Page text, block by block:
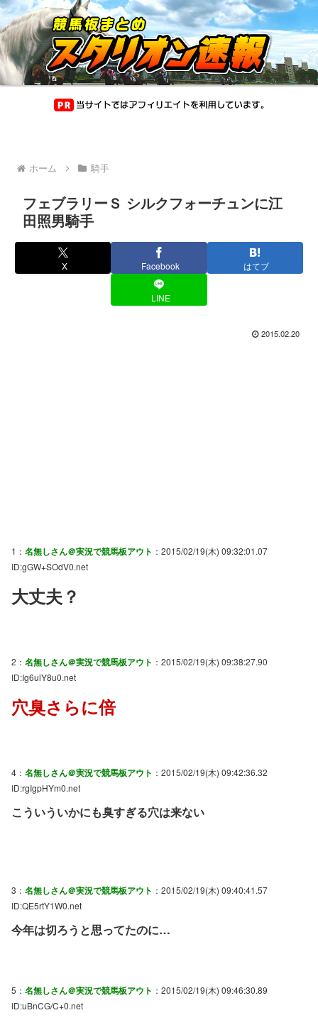
ホーム 騎手
フェブラリーＳ シルクフォーチュンに江
田照男騎手
X Facebook はてブ
LINE
2015.02.20
1： 名無しさん＠実況で競馬板アウト ：2015/02/19(木) 09:32:01.07
ID:gGW+SOdV0.net
大丈夫？
2： 名無しさん＠実況で競馬板アウト ：2015/02/19(木) 09:38:27.90
ID:Ig6ulY8u0.net
穴臭さらに倍
4： 名無しさん＠実況で競馬板アウト ：2015/02/19(木) 09:42:36.32
ID:rgIgpHYm0.net
こういういかにも臭すぎる穴は来ない
3： 名無しさん＠実況で競馬板アウト ：2015/02/19(木) 09:40:41.57
ID:QE5rtY1W0.net
今年は切ろうと思ってたのに…
5： 名無しさん＠実況で競馬板アウト ：2015/02/19(木) 09:46:30.89
ID:uBnCG/C+0.net